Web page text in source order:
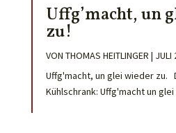
Uffg’macht, un
zu!
VON THOMAS HEITLINGER | JULI
Uffg'macht, un glei wieder zu.
Kühlschrank: Uffg'macht un glei